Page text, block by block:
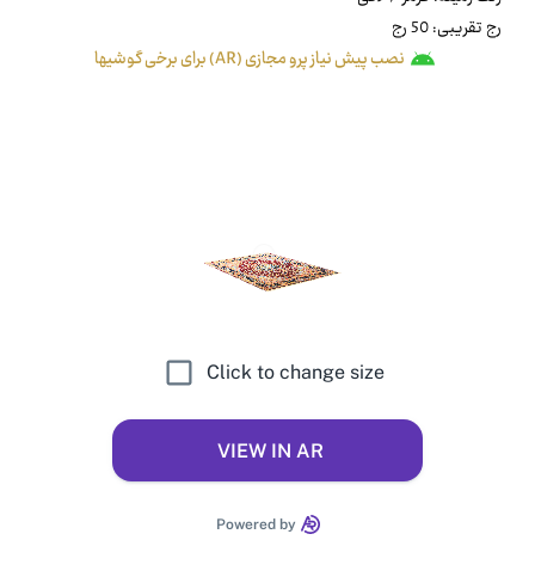
رج تقریبی: 50 رج
نصب پیش نیاز پرو مجازی (AR) برای برخی گوشیها